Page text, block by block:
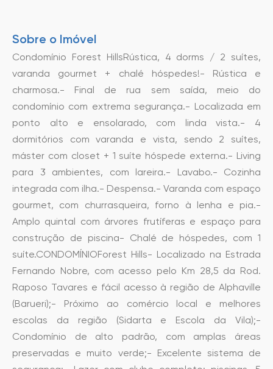
Sobre o Imóvel
Condomínio Forest HillsRústica, 4 dorms / 2 suítes,
varanda gourmet + chalé hóspedes!- Rústica e
charmosa.- Final de rua sem saída, meio do
condomínio com extrema segurança.- Localizada em
ponto alto e ensolarado, com linda vista.- 4
dormitórios com varanda e vista, sendo 2 suítes,
máster com closet + 1 suíte hóspede externa.- Living
para 3 ambientes, com lareira.- Lavabo.- Cozinha
integrada com ilha.- Despensa.- Varanda com espaço
gourmet, com churrasqueira, forno à lenha e pia.-
Amplo quintal com árvores frutíferas e espaço para
construção de piscina- Chalé de hóspedes, com 1
suíte.CONDOMÍNIOForest Hills- Localizado na Estrada
Fernando Nobre, com acesso pelo Km 28,5 da Rod.
Raposo Tavares e fácil acesso à região de Alphaville
(Barueri);- Próximo ao comércio local e melhores
escolas da região (Sidarta e Escola da Vila);-
Condomínio de alto padrão, com amplas áreas
preservadas e muito verde;- Excelente sistema de